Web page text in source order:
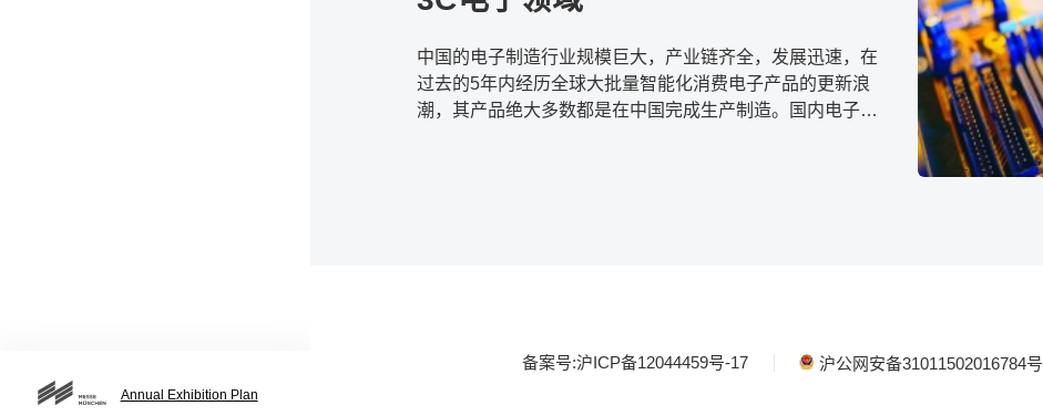
Annual Exhibition Plan
中国的电子制造行业规模巨大，产业链齐全，发展迅速，在
过去的5年内经历全球大批量智能化消费电子产品的更新浪
潮，其产品绝大多数都是在中国完成生产制造。国内电子制
备案号:沪ICP备12044459号-17 沪公网安备31011502016784号